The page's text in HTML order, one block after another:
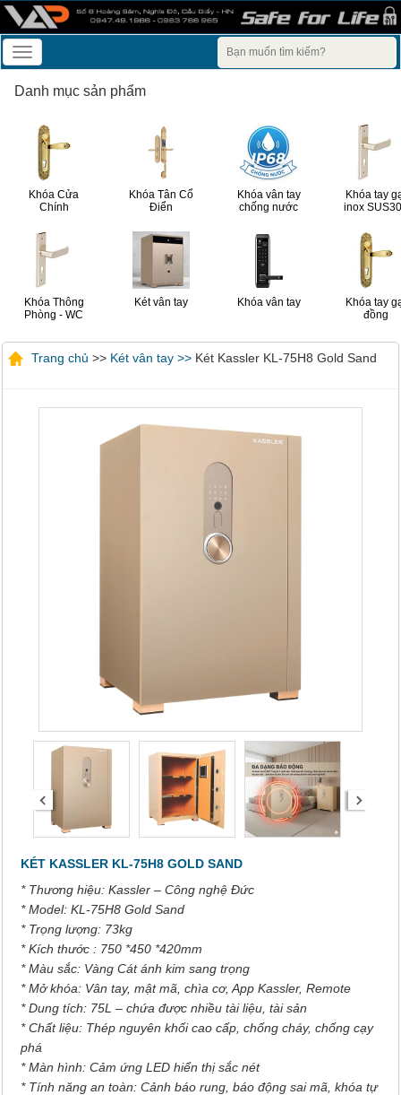
Toggle
navigation
Danh mục sản phẩm
Khóa Cửa
Chính
Khóa Thông
Phòng - WC
Khóa Tân Cổ
Điển
Két vân tay
Khóa vân tay
chống nước
Khóa vân tay
Khóa tay
inox
Khóa tay
đồng
Trang chủ >> Két vân tay >> Két Kassler KL-75H8 Gold Sand
KÉT KASSLER KL-75H8 GOLD SAND
* Thương hiệu: Kassler – Công nghệ Đức
* Model: KL-75H8 Gold Sand
* Trọng lượng: 73kg
* Kích thước : 750 *450 *420mm
* Màu sắc: Vàng Cát ánh kim sang trọng
* Mở khóa: Vân tay, mật mã, chìa cơ, App Kassler, Remote
* Dung tích: 75L – chứa được nhiều tài liệu, tài sản
* Chất liệu: Thép nguyên khối cao cấp, chống cháy, chống cạy
phá
* Màn hình: Cảm ứng LED hiển thị sắc nét
* Tính năng an toàn: Cảnh báo rung, báo động sai mã, khóa tự